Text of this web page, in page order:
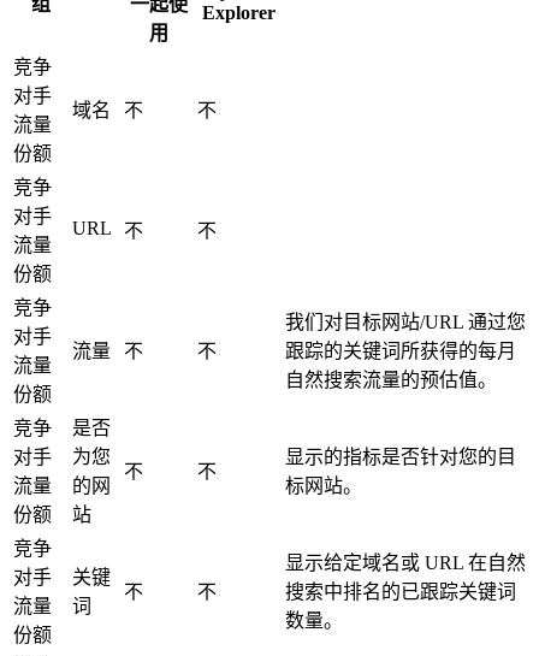
用
Explorer
竞争
对手
流量
份额
域名 不 不
竞争
对手
流量
份额
URL 不 不
竞争
对手
流量
份额
流量 不 不
我们对目标网站/URL 通过您
跟踪的关键词所获得的每月
自然搜索流量的预估值。
竞争
对手
流量
份额
是否
为您
的网
站
不 不
显示的指标是否针对您的目
标网站。
竞争
对手
流量
份额
关键
词
不 不
显示给定域名或 URL 在自然
搜索中排名的已跟踪关键词
数量。